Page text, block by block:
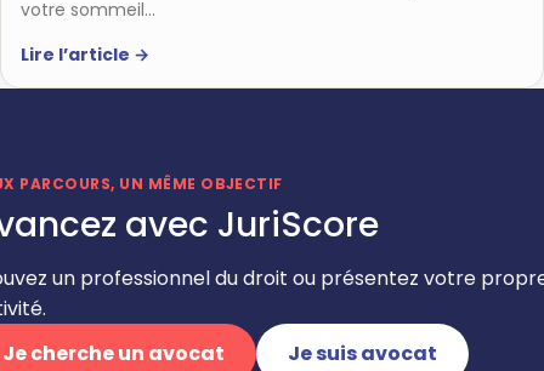
votre sommeil…
Lire l’article →
PARCOURS, UN MÊME OBJECTIF
avec JuriScore
un professionnel du droit ou présentez votre
Je cherche un avocat
Je suis avocat